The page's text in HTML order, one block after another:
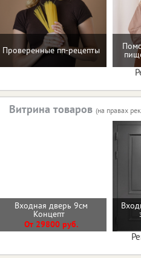
Проверенные пп-рецепты
Витрина товаров (на правах
Входная дверь 9см
Концепт
От 29800 руб.